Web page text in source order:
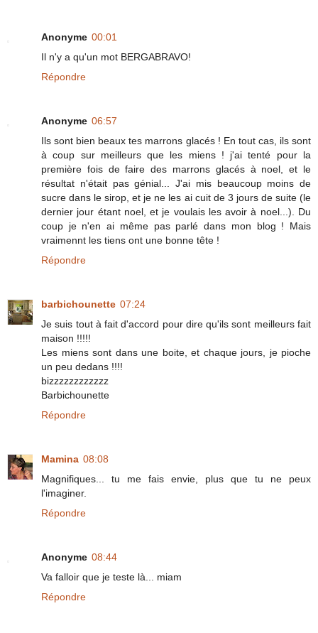
Anonyme 00:01
Il n'y a qu'un mot BERGABRAVO!
Répondre
Anonyme 06:57
Ils sont bien beaux tes marrons glacés ! En tout cas, ils sont
à coup sur meilleurs que les miens ! j'ai tenté pour la
première fois de faire des marrons glacés à noel, et le
résultat n'était pas génial... J'ai mis beaucoup moins de
sucre dans le sirop, et je ne les ai cuit de 3 jours de suite (le
dernier jour étant noel, et je voulais les avoir à noel...). Du
coup je n'en ai même pas parlé dans mon blog ! Mais
vraimennt les tiens ont une bonne tête !
Répondre
barbichounette 07:24
Je suis tout à fait d'accord pour dire qu'ils sont meilleurs fait
maison !!!!!
Les miens sont dans une boite, et chaque jours, je pioche
un peu dedans !!!!
bizzzzzzzzzzzz
Barbichounette
Répondre
Mamina 08:08
Magnifiques... tu me fais envie, plus que tu ne peux
l'imaginer.
Répondre
Anonyme 08:44
Va falloir que je teste là... miam
Répondre